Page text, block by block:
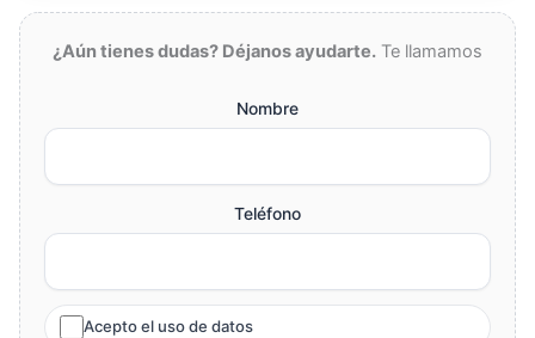
¿Aún tienes dudas? Déjanos ayudarte. Te llamamos
Nombre
Teléfono
Acepto el uso de datos